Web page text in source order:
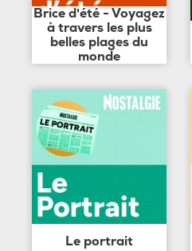
Brice d'été - Voyagez
à travers les plus
belles plages du
monde
Le portrait